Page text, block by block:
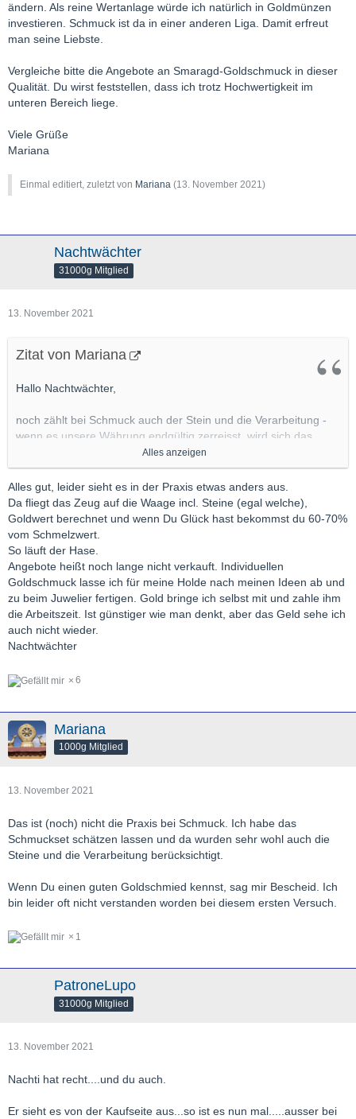
ändern. Als reine Wertanlage würde ich natürlich in Goldmünzen
investieren. Schmuck ist da in einer anderen Liga. Damit erfreut
man seine Liebste.
Vergleiche bitte die Angebote an Smaragd-Goldschmuck in dieser
Qualität. Du wirst feststellen, dass ich trotz Hochwertigkeit im
unteren Bereich liege.
Viele Grüße
Mariana
Einmal editiert, zuletzt von Mariana (13. November 2021)
Nachtwächter
31000g Mitglied
13. November 2021
Zitat von Mariana
Hallo Nachtwächter,
noch zählt bei Schmuck auch der Stein und die Verarbeitung -
wenn es unsere Währung endgültig zerreisst, wird sich das
sicher ändern. Als reine Wertanlage würde ich natürlich in
Goldmünzen investieren. Schmuck ist da in einer anderen Liga.
Damit erfreut man seine Liebste.
Vergleiche bitte die Angebote an Smaragd-Goldschmuck in
dieser Qualität. Du wirst feststellen, dass ich im trotz
Hochwertigkeit im unteren Bereich liege.
Viele Grüße
Mariana
Alles anzeigen
Alles gut, leider sieht es in der Praxis etwas anders aus.
Da fliegt das Zeug auf die Waage incl. Steine (egal welche),
Goldwert berechnet und wenn Du Glück hast bekommst du 60-70%
vom Schmelzwert.
So läuft der Hase.
Angebote heißt noch lange nicht verkauft. Individuellen
Goldschmuck lasse ich für meine Holde nach meinen Ideen ab und
zu beim Juwelier fertigen. Gold bringe ich selbst mit und zahle ihm
die Arbeitszeit. Ist günstiger wie man denkt, aber das Geld sehe ich
auch nicht wieder.
Nachtwächter
6
Mariana
1000g Mitglied
13. November 2021
Das ist (noch) nicht die Praxis bei Schmuck. Ich habe das
Schmuckset schätzen lassen und da wurden sehr wohl auch die
Steine und die Verarbeitung berücksichtigt.
Wenn Du einen guten Goldschmied kennst, sag mir Bescheid. Ich
bin leider oft nicht verstanden worden bei diesem ersten Versuch.
1
PatroneLupo
31000g Mitglied
13. November 2021
Nachti hat recht....und du auch.
Er sieht es von der Kaufseite aus...so ist es nun mal.....ausser bei